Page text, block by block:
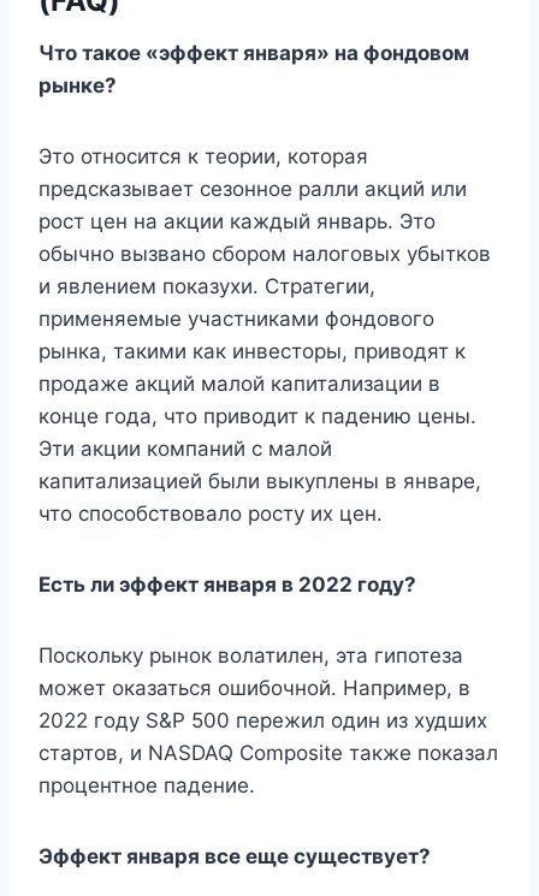
Что такое «эффект января» на фондовом
рынке?
Это относится к теории, которая
предсказывает сезонное ралли акций или
рост цен на акции каждый январь. Это
обычно вызвано сбором налоговых убытков
и явлением показухи. Стратегии,
применяемые участниками фондового
рынка, такими как инвесторы, приводят к
продаже акций малой капитализации в
конце года, что приводит к падению цены.
Эти акции компаний с малой
капитализацией были выкуплены в январе,
что способствовало росту их цен.
Есть ли эффект января в 2022 году?
Поскольку рынок волатилен, эта гипотеза
может оказаться ошибочной. Например, в
2022 году S&P 500 пережил один из худших
стартов, и NASDAQ Composite также показал
процентное падение.
Эффект января все еще существует?